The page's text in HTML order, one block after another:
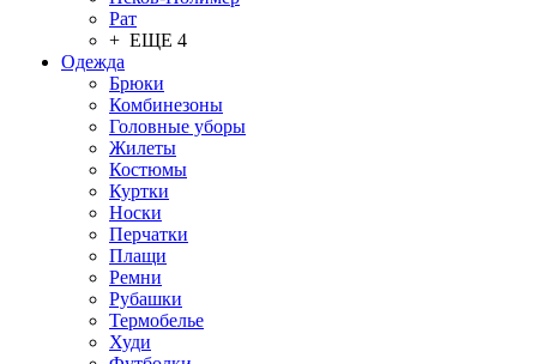
Рат
+ ЕЩЕ 4
Одежда
Брюки
Комбинезоны
Головные уборы
Жилеты
Костюмы
Куртки
Носки
Перчатки
Плащи
Ремни
Рубашки
Термобелье
Худи